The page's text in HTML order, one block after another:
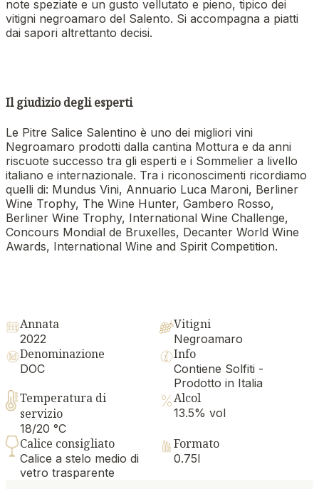
note speziate e un gusto vellutato e pieno, tipico dei
vitigni negroamaro del Salento. Si accompagna a piatti
dai sapori altrettanto decisi.
Il giudizio degli esperti
Le Pitre Salice Salentino è uno dei migliori vini
Negroamaro prodotti dalla cantina Mottura e da anni
riscuote successo tra gli esperti e i Sommelier a livello
italiano e internazionale. Tra i riconoscimenti ricordiamo
quelli di: Mundus Vini, Annuario Luca Maroni, Berliner
Wine Trophy, The Wine Hunter, Gambero Rosso,
Berliner Wine Trophy, International Wine Challenge,
Concours Mondial de Bruxelles, Decanter World Wine
Awards, International Wine and Spirit Competition.
Annata
2022
Vitigni
Negroamaro
Denominazione
DOC
Info
Contiene Solfiti -
Prodotto in Italia
Temperatura di
servizio
18/20 °C
Alcol
13.5% vol
Calice consigliato
Calice a stelo medio di
vetro trasparente
Formato
0.75l